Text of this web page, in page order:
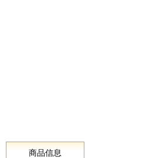
商品信息